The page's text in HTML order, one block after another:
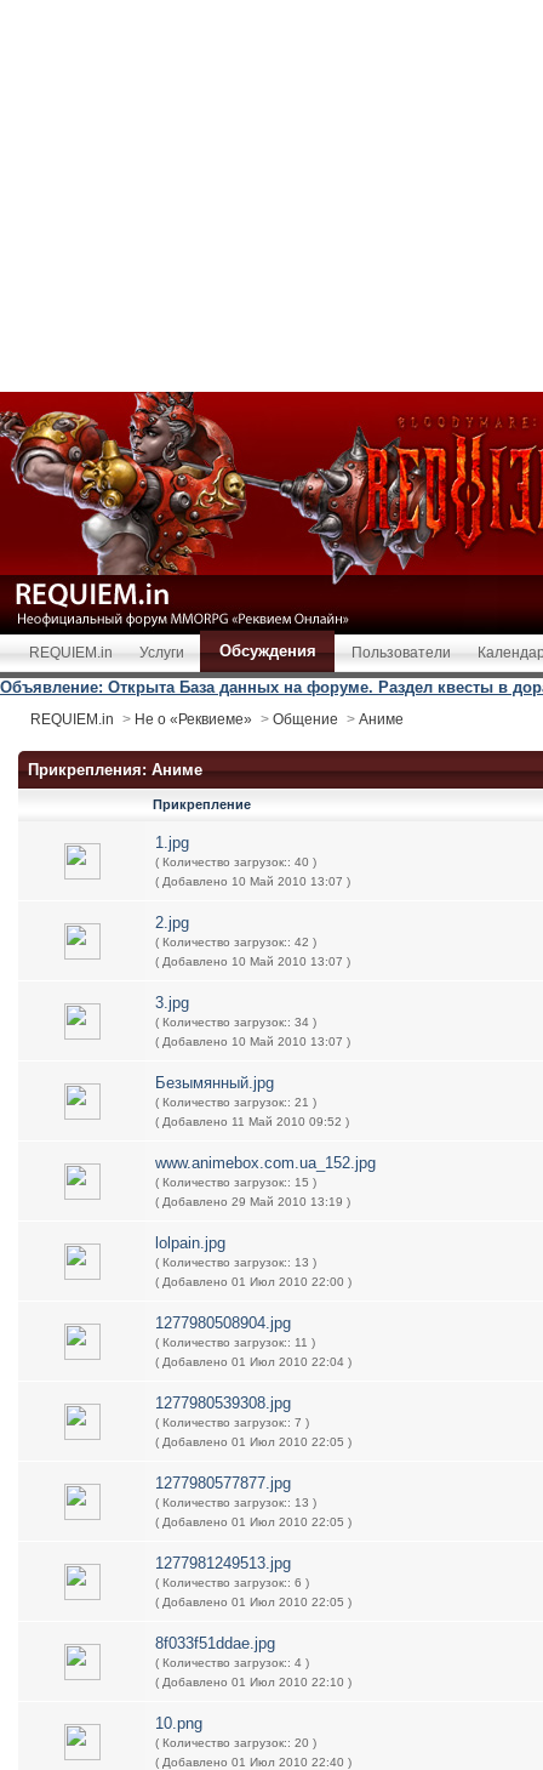
REQUIEM.in Услуги Обсуждения Пользователи
Объявление: Открыта База данных на форуме. Раздел квесты в
REQUIEM.in > Не о «Реквиеме» > Общение > Аниме
Прикрепления: Аниме
Прикрепление
1.jpg
( Количество загрузок:: 40 )
( Добавлено 10 Май 2010 13:07 )
2.jpg
( Количество загрузок:: 42 )
( Добавлено 10 Май 2010 13:07 )
3.jpg
( Количество загрузок:: 34 )
( Добавлено 10 Май 2010 13:07 )
Безымянный.jpg
( Количество загрузок:: 21 )
( Добавлено 11 Май 2010 09:52 )
www.animebox.com.ua_152.jpg
( Количество загрузок:: 15 )
( Добавлено 29 Май 2010 13:19 )
lolpain.jpg
( Количество загрузок:: 13 )
( Добавлено 01 Июл 2010 22:00 )
1277980508904.jpg
( Количество загрузок:: 11 )
( Добавлено 01 Июл 2010 22:04 )
1277980539308.jpg
( Количество загрузок:: 7 )
( Добавлено 01 Июл 2010 22:05 )
1277980577877.jpg
( Количество загрузок:: 13 )
( Добавлено 01 Июл 2010 22:05 )
1277981249513.jpg
( Количество загрузок:: 6 )
( Добавлено 01 Июл 2010 22:05 )
8f033f51ddae.jpg
( Количество загрузок:: 4 )
( Добавлено 01 Июл 2010 22:10 )
10.png
( Количество загрузок:: 20 )
( Добавлено 01 Июл 2010 22:40 )